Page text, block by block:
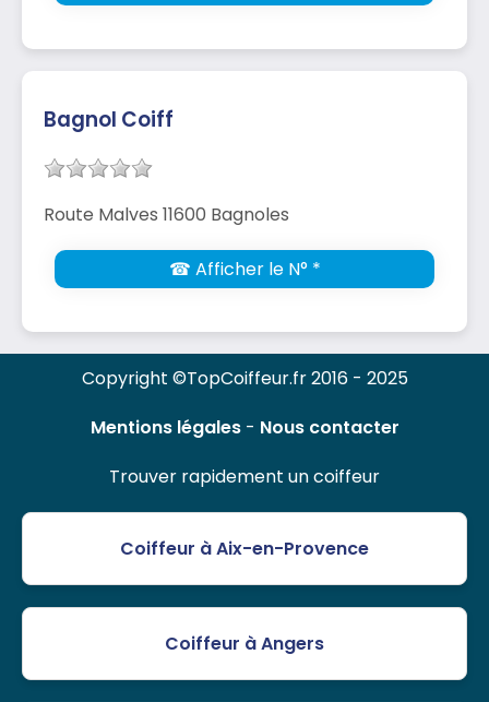
Bagnol Coiff
Route Malves 11600 Bagnoles
☎ Afficher le N° *
Copyright ©TopCoiffeur.fr 2016 - 2025
Mentions légales- Nous contacter
Trouver rapidement un coiffeur
Coiffeur à Aix-en-Provence
Coiffeur à Angers